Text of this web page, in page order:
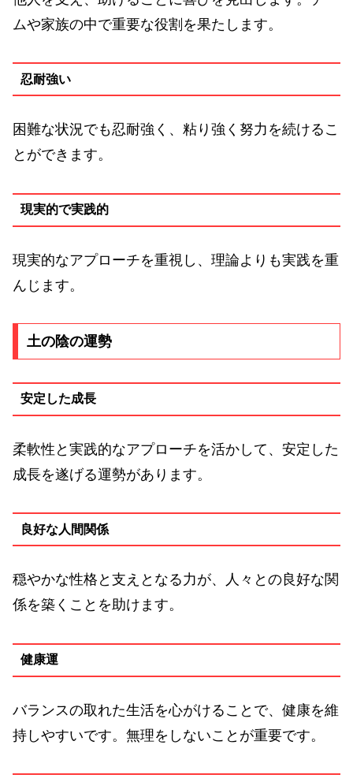
ムや家族の中で重要な役割を果たします。
忍耐強い
困難な状況でも忍耐強く、粘り強く努力を続けるこ
とができます。
現実的で実践的
現実的なアプローチを重視し、理論よりも実践を重
んじます。
土の陰の運勢
安定した成長
柔軟性と実践的なアプローチを活かして、安定した
成長を遂げる運勢があります。
良好な人間関係
穏やかな性格と支えとなる力が、人々との良好な関
係を築くことを助けます。
健康運
バランスの取れた生活を心がけることで、健康を維
持しやすいです。無理をしないことが重要です。